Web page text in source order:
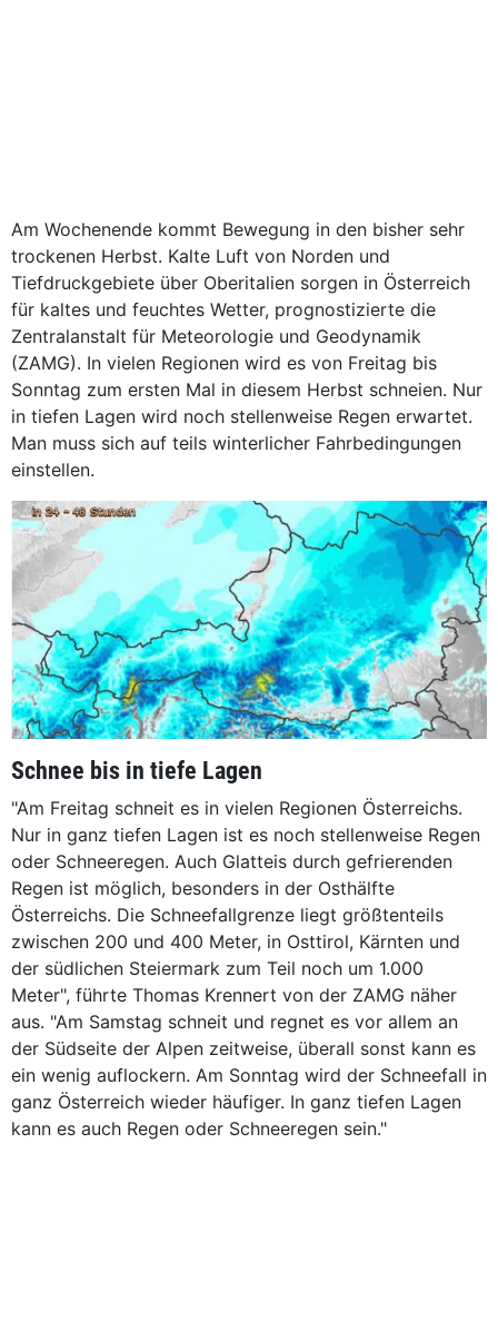
Am Wochenende kommt Bewegung in den bisher sehr
trockenen Herbst. Kalte Luft von Norden und
Tiefdruckgebiete über Oberitalien sorgen in Österreich
für kaltes und feuchtes Wetter, prognostizierte die
Zentralanstalt für Meteorologie und Geodynamik
(ZAMG). In vielen Regionen wird es von Freitag bis
Sonntag zum ersten Mal in diesem Herbst schneien. Nur
in tiefen Lagen wird noch stellenweise Regen erwartet.
Man muss sich auf teils winterlicher Fahrbedingungen
einstellen.
Schnee bis in tiefe Lagen
"Am Freitag schneit es in vielen Regionen Österreichs.
Nur in ganz tiefen Lagen ist es noch stellenweise Regen
oder Schneeregen. Auch Glatteis durch gefrierenden
Regen ist möglich, besonders in der Osthälfte
Österreichs. Die Schneefallgrenze liegt größtenteils
zwischen 200 und 400 Meter, in Osttirol, Kärnten und
der südlichen Steiermark zum Teil noch um 1.000
Meter", führte Thomas Krennert von der ZAMG näher
aus. "Am Samstag schneit und regnet es vor allem an
der Südseite der Alpen zeitweise, überall sonst kann es
ein wenig auflockern. Am Sonntag wird der Schneefall in
ganz Österreich wieder häufiger. In ganz tiefen Lagen
kann es auch Regen oder Schneeregen sein."